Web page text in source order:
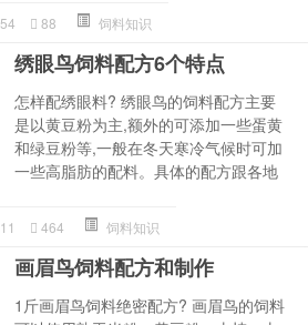
54 88 饲料知识
绣眼鸟饲料配方6个特点
怎样配绣眼料? 绣眼鸟的饲料配方主要
是以黄豆粉为主,额外的可添加一些蛋黄
和绿豆粉等,一般在冬天寒冷气候时可加
一些高脂肪的配料。具体的配方跟各地
11 464 饲料知识
画眉鸟饲料配方和制作
1斤画眉鸟饲料绝密配方? 画眉鸟的饲料